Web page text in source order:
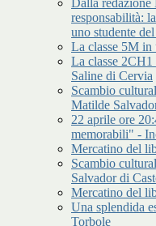
Dalla
responsabilità:
uno studente
La classe 5M in
La classe 2CH1
Saline di Cervia
Scambio
Matilde
22 aprile ore
memorabili" -
Mercatino del
Scambio
Salvador di
Mercatino del
Una splendida
Torbole